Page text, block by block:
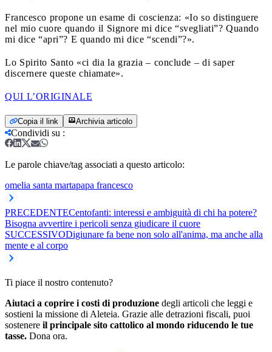
Francesco propone un esame di coscienza: «Io so distinguere
nel mio cuore quando il Signore mi dice “svegliati”? Quando
mi dice “apri”? E quando mi dice “scendi”?».
Lo Spirito Santo «ci dia la grazia – conclude – di saper
discernere queste chiamate».
QUI L’ORIGINALE
Copia il link Archivia articolo
Condividi su :
Le parole chiave/tag associati a questo articolo:
omelia santa martapapa francesco
PRECEDENTECentofanti: interessi e ambiguità di chi ha potere?
Bisogna avvertire i pericoli senza giudicare il cuore
SUCCESSIVODigiunare fa bene non solo all'anima, ma anche alla
mente e al corpo
Ti piace il nostro contenuto?
Aiutaci a coprire i costi di produzione degli articoli che leggi e
sostieni la missione di Aleteia. Grazie alle detrazioni fiscali, puoi
sostenere il principale sito cattolico al mondo riducendo le tue
tasse. Dona ora.